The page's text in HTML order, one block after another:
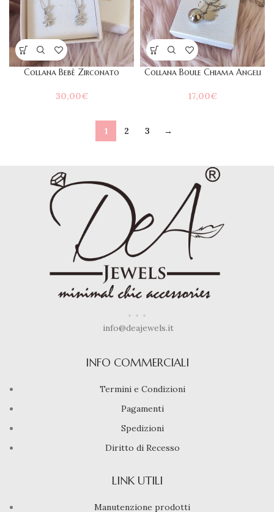
Collana Bebè Zirconato
30,00€
Collana Boule Chiama Angeli
17,00€
1 2 3 →
info@deajewels.it
INFO COMMERCIALI
Termini e Condizioni
Pagamenti
Spedizioni
Diritto di Recesso
LINK UTILI
Manutenzione prodotti